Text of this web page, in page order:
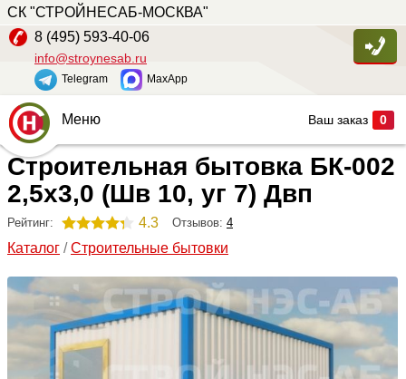
СК "СТРОЙНЕСАБ-МОСКВА"
8 (495) 593-40-06
info@stroynesab.ru
Telegram MaxApp
Ваш заказ 0
Главная
Каталог
Услуги
Наши работы
Сопутствующие товары
О компании
Контакты
Меню
Строительная бытовка БК-002
2,5х3,0 (Шв 10, уг 7) Двп
Рейтинг: 4.3 Отзывов: 4
Каталог /Строительные бытовки